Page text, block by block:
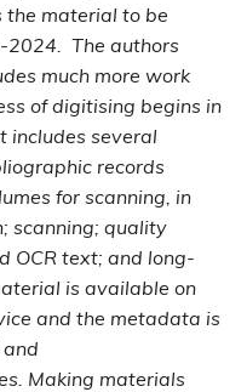
the material to be
2024. The authors
much more work
of digitising begins in
includes several
records
for scanning, in
scanning; quality
OCR text; and long-
is available on
and the metadata is
Making materials